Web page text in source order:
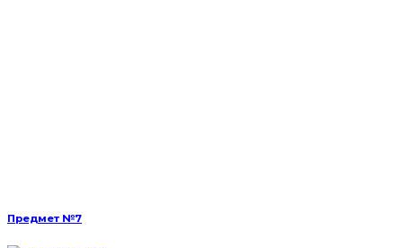
Предмет №7